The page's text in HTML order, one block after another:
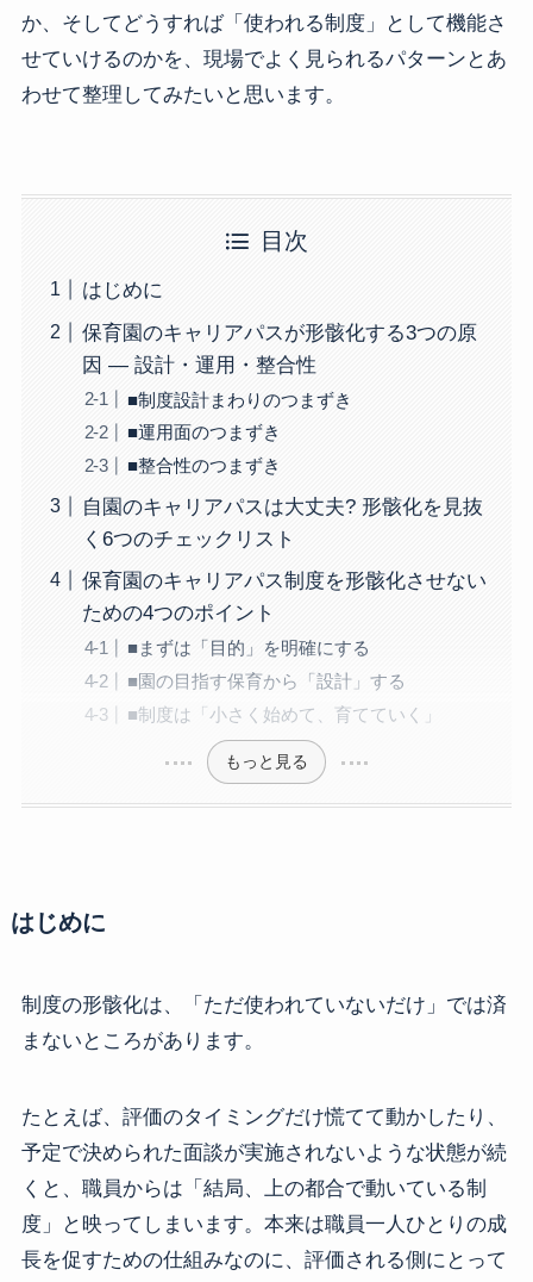
か、そしてどうすれば「使われる制度」として機能さ
せていけるのかを、現場でよく見られるパターンとあ
わせて整理してみたいと思います。
目次
はじめに
保育園のキャリアパスが形骸化する3つの原
因 ― 設計・運用・整合性
■制度設計まわりのつまずき
■運用面のつまずき
■整合性のつまずき
自園のキャリアパスは大丈夫? 形骸化を見抜
く6つのチェックリスト
保育園のキャリアパス制度を形骸化させない
ための4つのポイント
■まずは「目的」を明確にする
■園の目指す保育から「設計」する
■制度は「小さく始めて、育てていく」
もっと見る
はじめに
制度の形骸化は、「ただ使われていないだけ」では済
まないところがあります。
たとえば、評価のタイミングだけ慌てて動かしたり、
予定で決められた面談が実施されないような状態が続
くと、職員からは「結局、上の都合で動いている制
度」と映ってしまいます。本来は職員一人ひとりの成
長を促すための仕組みなのに、評価される側にとって